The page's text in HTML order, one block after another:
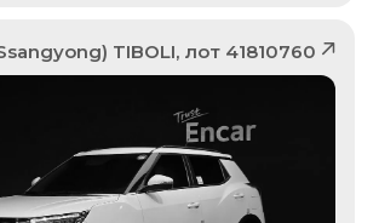
TIBOLI, лот 41810760